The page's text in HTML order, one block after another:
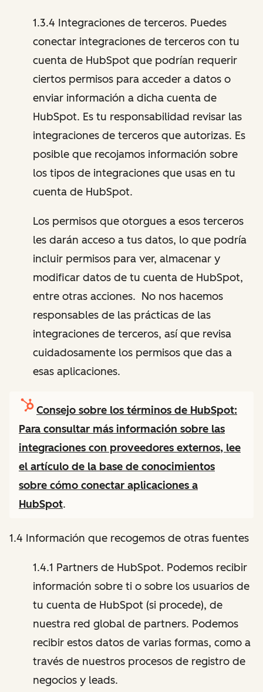
1.3.4 Integraciones de terceros. Puedes
conectar integraciones de terceros con tu
cuenta de HubSpot que podrían requerir
ciertos permisos para acceder a datos o
enviar información a dicha cuenta de
HubSpot. Es tu responsabilidad revisar las
integraciones de terceros que autorizas. Es
posible que recojamos información sobre
los tipos de integraciones que usas en tu
cuenta de HubSpot.
Los permisos que otorgues a esos terceros
les darán acceso a tus datos, lo que podría
incluir permisos para ver, almacenar y
modificar datos de tu cuenta de HubSpot,
entre otras acciones. No nos hacemos
responsables de las prácticas de las
integraciones de terceros, así que revisa
cuidadosamente los permisos que das a
esas aplicaciones.
Consejo sobre los términos de HubSpot:
Para consultar más información sobre las
integraciones con proveedores externos, lee
el artículo de la base de conocimientos
sobre cómo conectar aplicaciones a
HubSpot.
1.4 Información que recogemos de otras fuentes
1.4.1 Partners de HubSpot. Podemos recibir
información sobre ti o sobre los usuarios de
tu cuenta de HubSpot (si procede), de
nuestra red global de partners. Podemos
recibir estos datos de varias formas, como a
través de nuestros procesos de registro de
negocios y leads.